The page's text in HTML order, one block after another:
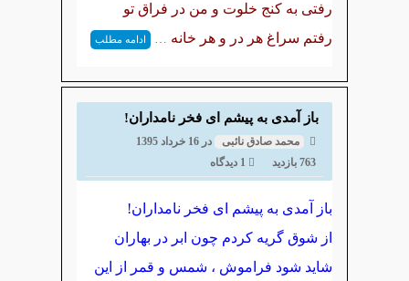
رفتی به کنج خلوت و من در فراق تو
رفتم سراغ هر در و هر خانه … ادامه مطلب
باز آمدی به پیشم ای فخر نامداران!
محمد صادق نائبی در 16 خرداد 1395
763 بازدید
1 دیدگاه
باز آمدی به پیشم ای فخر نامداران!
از شوق گریه کردم چون ابر در بهاران
شاید شود فراموش ، شمس و قمر از این